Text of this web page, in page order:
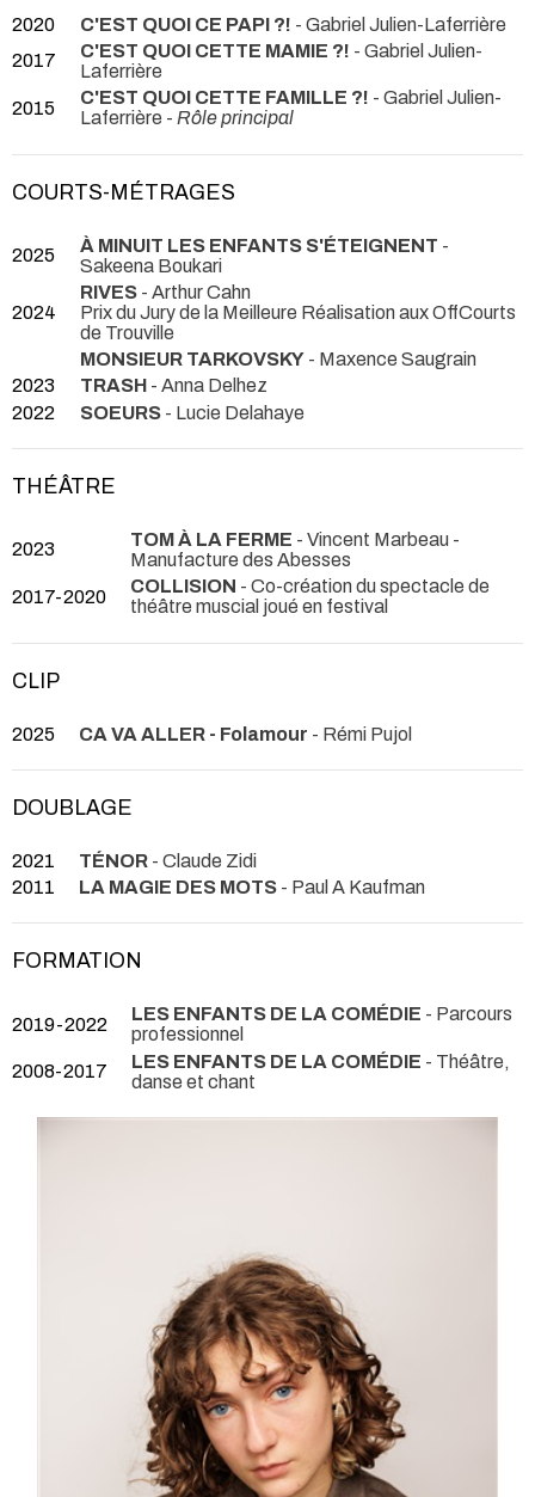
2020 C'EST QUOI CE PAPI ?! - Gabriel Julien-Laferrière
2017
C'EST QUOI CETTE MAMIE ?! - Gabriel Julien-
Laferrière
2015
C'EST QUOI CETTE FAMILLE ?! - Gabriel Julien-
Laferrière - Rôle principal
COURTS-MÉTRAGES
2025 À MINUIT LES ENFANTS S'ÉTEIGNENT -
Sakeena Boukari
2024
RIVES - Arthur Cahn
Prix du Jury de la Meilleure Réalisation aux OffCourts
de Trouville
MONSIEUR TARKOVSKY - Maxence Saugrain
2023
TRASH - Anna Delhez
2022
SOEURS - Lucie Delahaye
THÉÂTRE
2023 TOM À LA FERME - Vincent Marbeau -
Manufacture des Abesses
2017-2020
COLLISION - Co-création du spectacle de
théâtre muscial joué en festival
CLIP
2025 CA VA ALLER - Folamour - Rémi Pujol
DOUBLAGE
2021 TÉNOR - Claude Zidi
2011
LA MAGIE DES MOTS - Paul A Kaufman
FORMATION
2019-2022 LES ENFANTS DE LA COMÉDIE - Parcours
professionnel
2008-2017
LES ENFANTS DE LA COMÉDIE - Théâtre,
danse et chant